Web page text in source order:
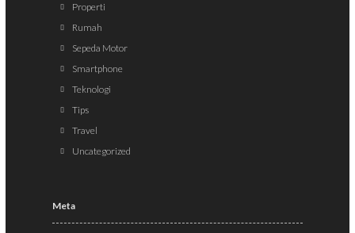
Properti
Rumah
Sepeda Motor
Smartphone
Teknologi
Tips
Travel
Uncategorized
Meta